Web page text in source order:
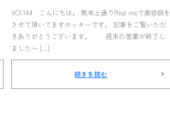
VOl.144 こんにちは。 熊本上通りReal meで美容師を
させて頂いてますホッキーです。 記事をご覧いただ
きありがとうございます。 週末の営業が終了し
ました〜 […]
続きを読む